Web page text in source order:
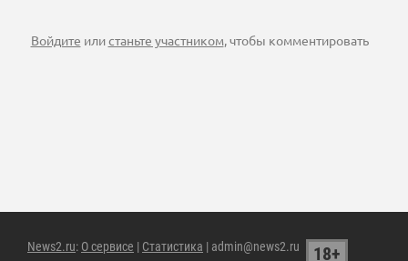
Войдите илистаньте участником, чтобы комментировать
News2.ru: О сервисе | Статистика | admin@news2.ru 18+